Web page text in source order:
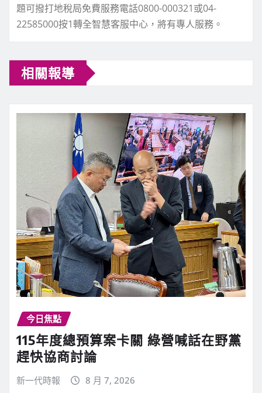
題可撥打地稅局免費服務電話0800-000321或04-
22585000按1轉全智慧客服中心，將有專人服務。
相關報導
今日焦點
115年度總預算案卡關 綠營喊話在野黨
趕快協商討論
新一代時報 8 月 7, 2026